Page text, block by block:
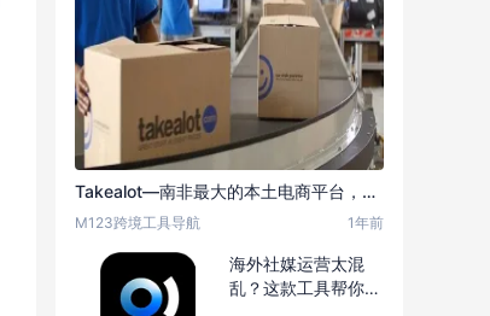
Takealot—南非最大的本土电商平台，访问量近5000万，部分产品两年销售额增长3000%，真正的蓝海市场
M123跨境工具导航 1年前
海外社媒运营太混
乱？这款工具帮你做